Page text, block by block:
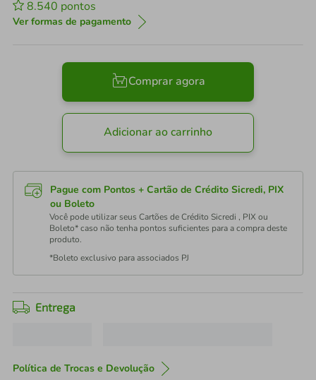
8.540 pontos
Ver formas de pagamento
Comprar agora
Adicionar ao carrinho
Pague com Pontos + Cartão de Crédito Sicredi, PIX
ou Boleto
Você pode utilizar seus Cartões de Crédito Sicredi , PIX ou
Boleto* caso não tenha pontos suficientes para a compra deste
produto.
*Boleto exclusivo para associados PJ
Entrega
Política de Trocas e Devolução